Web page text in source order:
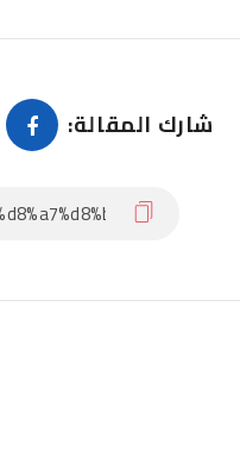
شارك المقالة: